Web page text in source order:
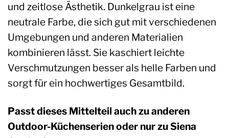
und zeitlose Ästhetik. Dunkelgrau ist eine
neutrale Farbe, die sich gut mit verschiedenen
Umgebungen und anderen Materialien
kombinieren lässt. Sie kaschiert leichte
Verschmutzungen besser als helle Farben und
sorgt für ein hochwertiges Gesamtbild.
Passt dieses Mittelteil auch zu anderen
Outdoor-Küchenserien oder nur zu Siena